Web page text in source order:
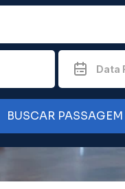
Data
BUSCAR PASSAGEM